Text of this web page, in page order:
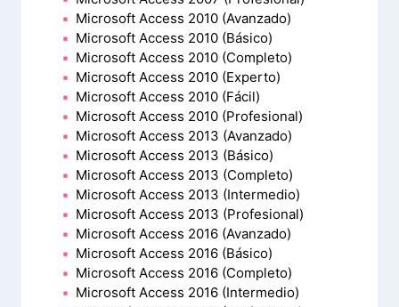
Microsoft Access 2010 (Avanzado)
Microsoft Access 2010 (Básico)
Microsoft Access 2010 (Completo)
Microsoft Access 2010 (Experto)
Microsoft Access 2010 (Fácil)
Microsoft Access 2010 (Profesional)
Microsoft Access 2013 (Avanzado)
Microsoft Access 2013 (Básico)
Microsoft Access 2013 (Completo)
Microsoft Access 2013 (Intermedio)
Microsoft Access 2013 (Profesional)
Microsoft Access 2016 (Avanzado)
Microsoft Access 2016 (Básico)
Microsoft Access 2016 (Completo)
Microsoft Access 2016 (Intermedio)